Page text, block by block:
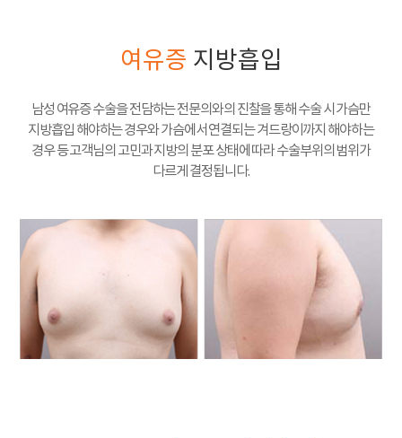
여유증 지방흡입
남성 여유증 수술을 전담하는 전문의와의 진찰을 통해 수술 시 가슴만
지방흡입 해야하는 경우와 가슴에서 연결되는 겨드랑이까지 해야하는
경우 등 고객님의 고민과 지방의 분포 상태에 따라 수술부위의 범위가
다르게 결정됩니다.